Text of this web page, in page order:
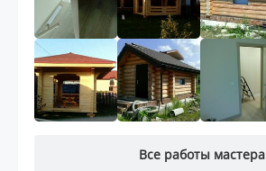
Все работы мастера